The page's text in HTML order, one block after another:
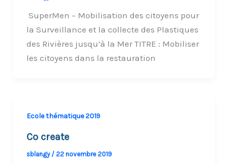
SuperMen – Mobilisation des citoyens pour
la Surveillance et la collecte des Plastiques
des Rivières jusqu’à la Mer TITRE : Mobiliser
les citoyens dans la restauration
Ecole thématique 2019
Co create
sblangy / 22 novembre 2019